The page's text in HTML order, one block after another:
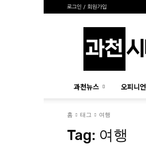
로그인 / 회원가입
과천뉴스 오피니언
홈 태그 여행
Tag: 여행